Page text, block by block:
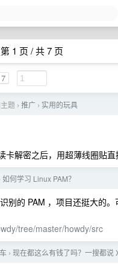
1 页 / 共 7 页
7
题 › 推广 › 实用的玩具
解密之后，用超薄线圈贴直
如何学习 Linux PAM？
别的 PAM ，项目还挺大的
tree/master/howdy/src
› 现在都这么有钱了吗？一搜都说